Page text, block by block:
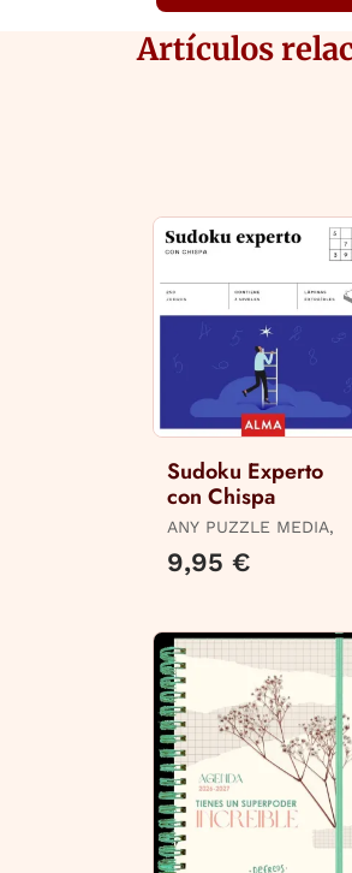
Artículos
Sudoku Experto
con Chispa
ANY PUZZLE MEDIA,
9,95 €